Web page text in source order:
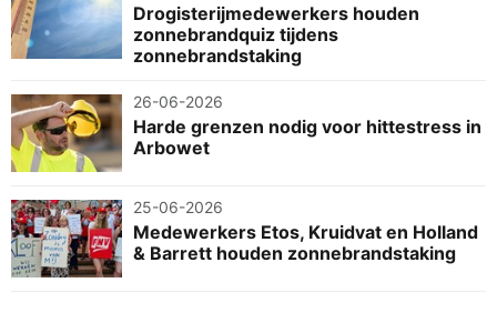
Drogisterijmedewerkers houden
zonnebrandquiz tijdens
zonnebrandstaking
26-06-2026
Harde grenzen nodig voor hittestress in
Arbowet
25-06-2026
Medewerkers Etos, Kruidvat en Holland
& Barrett houden zonnebrandstaking